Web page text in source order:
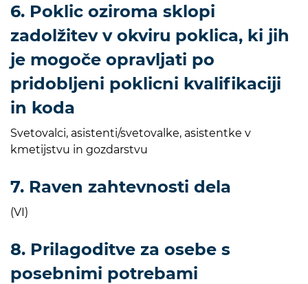
6. Poklic oziroma sklopi
zadolžitev v okviru poklica, ki jih
je mogoče opravljati po
pridobljeni poklicni kvalifikaciji
in koda
Svetovalci, asistenti/svetovalke, asistentke v
kmetijstvu in gozdarstvu
7. Raven zahtevnosti dela
(VI)
8. Prilagoditve za osebe s
posebnimi potrebami